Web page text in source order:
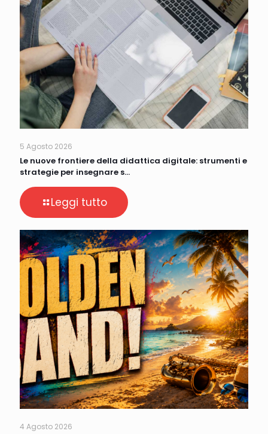
5 Agosto 2026
Le nuove frontiere della didattica digitale: strumenti e
strategie per insegnare s…
Leggi tutto
4 Agosto 2026